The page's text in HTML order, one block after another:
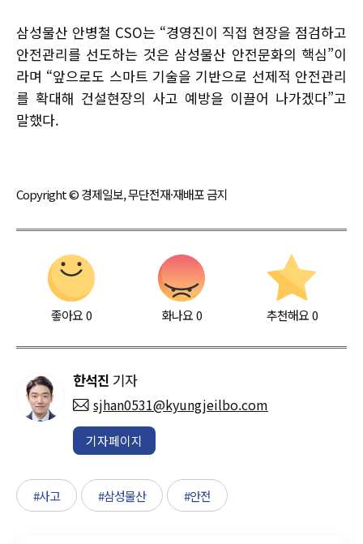
삼성물산 안병철 CSO는 “경영진이 직접 현장을 점검하고
안전관리를 선도하는 것은 삼성물산 안전문화의 핵심”이
라며 “앞으로도 스마트 기술을 기반으로 선제적 안전관리
를 확대해 건설현장의 사고 예방을 이끌어 나가겠다”고
말했다.
Copyright © 경제일보, 무단전재·재배포 금지
좋아요0 화나요0 추천해요 0
한석진 기자
sjhan0531@kyungjeilbo.com
기자페이지
#사고 #삼성물산 #안전